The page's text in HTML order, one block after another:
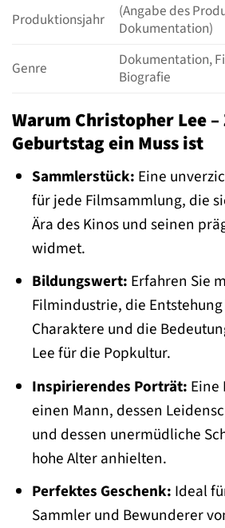
Produktionsjahr
(Angabe des
Dokumentation)
Genre
Dokumentation,
Biografie
Warum Christopher Lee –
Geburtstag ein Muss ist
Sammlerstück: Eine
für jede Filmsammlung, die
Ära des Kinos und seinen
widmet.
Bildungswert: Erfahren Sie
Filmindustrie, die
Charaktere und die
Lee für die Popkultur.
Inspirierendes Porträt: Eine
einen Mann, dessen
und dessen unermüdliche
hohe Alter anhielten.
Perfektes Geschenk: Ideal
Sammler und Bewunderer